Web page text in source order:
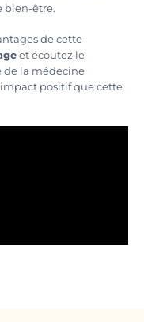
bien-être.
de cette
et écoutez le
de la médecine
positif que cette